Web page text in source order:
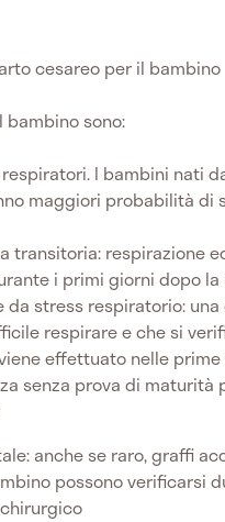
cesareo per il bambino
bambino sono:
I bambini nati
maggiori probabilità di
transitoria: respirazione
i primi giorni dopo la
da stress respiratorio:
respirare e che si
effettuato nelle
senza prova di maturità
anche se raro, graffi
possono verificarsi